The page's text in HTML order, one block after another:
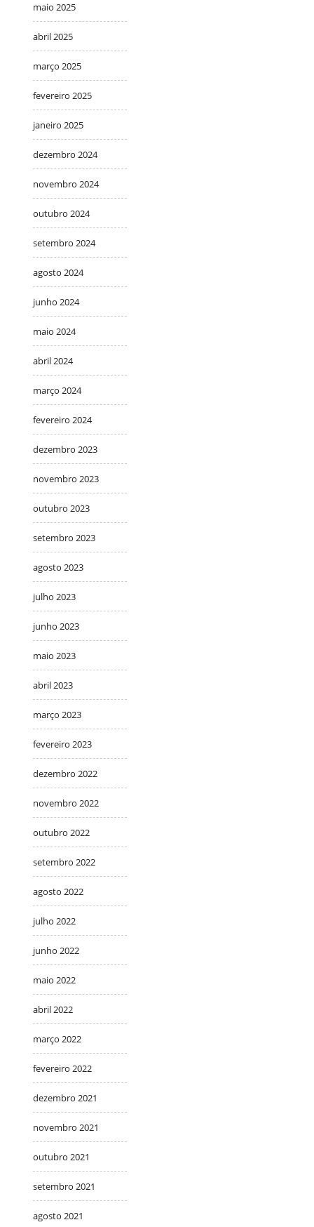
maio 2025
abril 2025
março 2025
fevereiro 2025
janeiro 2025
dezembro 2024
novembro 2024
outubro 2024
setembro 2024
agosto 2024
junho 2024
maio 2024
abril 2024
março 2024
fevereiro 2024
dezembro 2023
novembro 2023
outubro 2023
setembro 2023
agosto 2023
julho 2023
junho 2023
maio 2023
abril 2023
março 2023
fevereiro 2023
dezembro 2022
novembro 2022
outubro 2022
setembro 2022
agosto 2022
julho 2022
junho 2022
maio 2022
abril 2022
março 2022
fevereiro 2022
dezembro 2021
novembro 2021
outubro 2021
setembro 2021
agosto 2021